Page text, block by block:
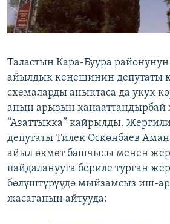
ЭЕ/АРнун бардык сайттары
Таластын Кара-Буура
айылдык кеңешинин депутаты
схемаларды аныктаса да укук
анын арызын
“Азаттыкка” кайрылды.
депутаты Тилек Өскөнбаев
айыл өкмөт башчысы менен жер
пайдаланууга бериле турган
бөлүштүрүүдө мыйзамсыз иш-
жасаганын айтууда: